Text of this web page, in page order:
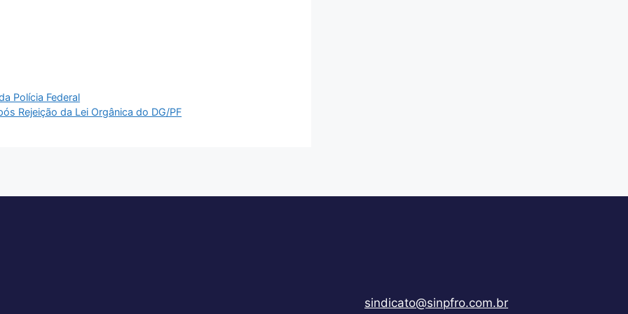
Polícia Federal
Rejeição da Lei Orgânica do DG/PF
sindicato@sinpfro.com.br